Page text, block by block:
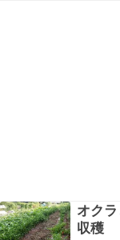
オク
収穫